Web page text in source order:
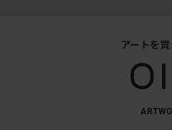
アートを